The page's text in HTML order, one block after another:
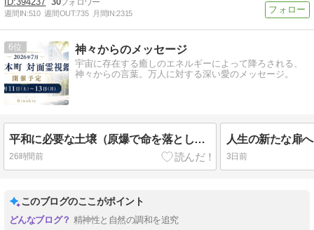
週間IN:510 週間OUT:735 月間IN:2315
6 神々からのメッセージ
宇宙に存在する癒しのエネルギーによって降ろされる、
神々からの言葉。万人に対する深い愛のメッセージ。
平和に必要な土壌（原爆で命を落とした御霊より）
26時間前
人生の新たな扉
3日前
このブログのここがポイント
精神性と自然の調和を追究